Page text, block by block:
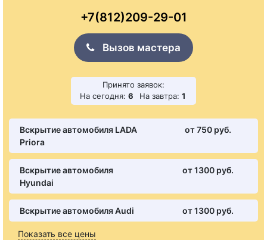
+7(812)209-29-01
Вызов мастера
Принято заявок:
На сегодня: 6 На завтра: 1
Вскрытие автомобиля LADA
Priora
от 750 pуб.
Вскрытие автомобиля
Hyundai
от 1300 pуб.
Вскрытие автомобиля Audi от 1300 pуб.
Показать все цены